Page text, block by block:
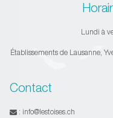
Lundi à
Établissements de Lausanne,
Contact
: info@lestoises.ch